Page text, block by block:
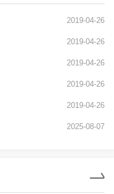
2019-04-26
2019-04-26
2019-04-26
2019-04-26
2019-04-26
2025-08-07